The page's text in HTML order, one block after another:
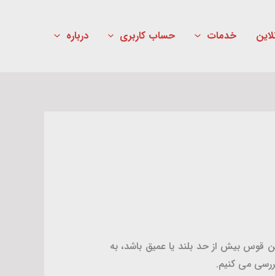
خدمات حساب کاربری درباره
بیش از حد بلند یا عمیق باشد، به